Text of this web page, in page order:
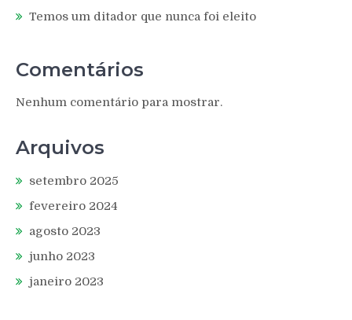
Temos um ditador que nunca foi eleito
Comentários
Nenhum comentário para mostrar.
Arquivos
setembro 2025
fevereiro 2024
agosto 2023
junho 2023
janeiro 2023